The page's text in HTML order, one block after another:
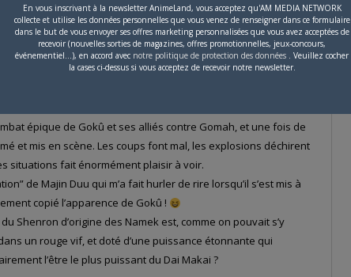
la puissance du Tamagami N°2 sur Gokû.
épique de Gokû et ses alliés contre Gomah, et une fois de
et mis en scène. Les coups font mal, les explosions déchirent
situations fait énormément plaisir à voir.
de Majin Duu qui m’a fait hurler de rire lorsqu’il s’est mis à
copié l’apparence de Gokû !
Shenron d’origine des Namek est, comme on pouvait s’y
un rouge vif, et doté d’une puissance étonnante qui
l’être le plus puissant du Dai Makai ?
En vous inscrivant à la newsletter AnimeLand, vous acceptez qu'AM MEDIA NETWORK
collecte et utilise les données personnelles que vous venez de renseigner dans ce formulaire
dans le but de vous envoyer ses offres marketing personnalisées que vous avez acceptées de
recevoir (nouvelles sorties de magazines, offres promotionnelles, jeux-concours,
événementiel...), en accord avec notre politique de protection des données . Veuillez cocher
la cases ci-dessus si vous acceptez de recevoir notre newsletter.